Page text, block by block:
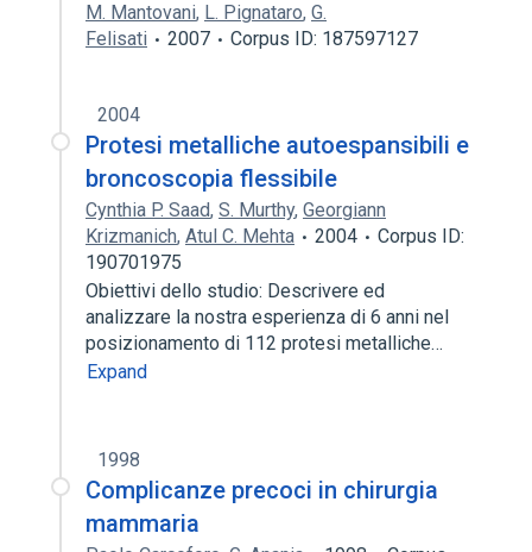
M. Mantovani, L. Pignataro, G.
Felisati
2007 Corpus ID: 187597127
2004
Protesi metalliche autoespansibili e
broncoscopia flessibile
Cynthia P. Saad, S. Murthy, Georgiann
Krizmanich, Atul C. Mehta 2004
Corpus ID:
190701975
Obiettivi dello studio: Descrivere ed
analizzare la nostra esperienza di 6 anni nel
posizionamento di 112 protesi metalliche…
Expand
1998
Complicanze precoci in chirurgia
mammaria